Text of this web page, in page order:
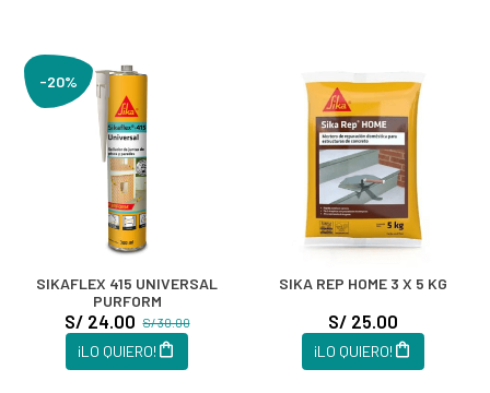
-20%
SIKAFLEX 415 UNIVERSAL
PURFORM
S/ 30.00
S/ 24.00
¡LO QUIERO!
SIKA REP HOME 3 X 5 KG
S/ 25.00
¡LO QUIERO!